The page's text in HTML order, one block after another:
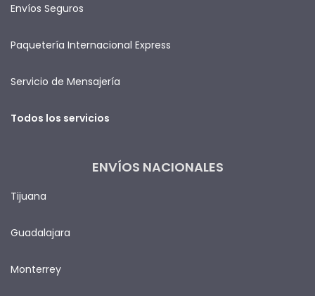
Envíos Seguros
Paquetería Internacional Express
Servicio de Mensajería
Todos los servicios
ENVÍOS NACIONALES
Tijuana
Guadalajara
Monterrey